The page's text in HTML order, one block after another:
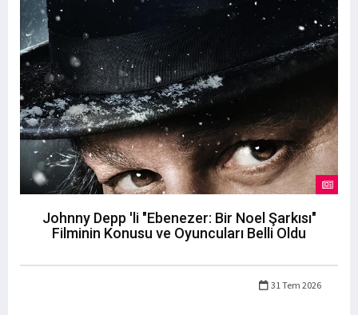
Johnny Depp 'li "Ebenezer: Bir Noel Şarkısı"
Filminin Konusu ve Oyuncuları Belli Oldu
31 Tem 2026